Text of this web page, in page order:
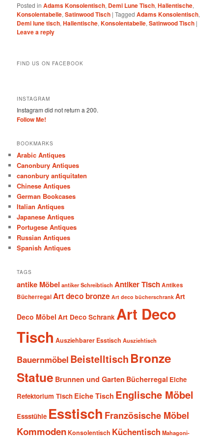
Posted in Adams Konsolentisch, Demi Lune Tisch,Hallentische,
Konsolentabelle,Satinwood Tisch |Tagged Adams Konsolentisch,
Demi lune tisch,Hallentische,Konsolentabelle,Satinwood Tisch |
Leave a reply
FIND US ON FACEBOOK
INSTAGRAM
Instagram did not return a 200.
Follow Me!
BOOKMARKS
Arabic Antiques
Canonbury Antiques
canonbury antiquitaten
Chinese Antiques
German Bookcases
Italian Antiques
Japanese Antiques
Portugese Antiques
Russian Antiques
Spanish Antiques
TAGS
antike Möbel antiker Schreibtisch Antiker TischAntikes
BücherregalArt deco bronze Art deco bücherschrank Art
Deco Möbel Art Deco Schrank Art Deco
Tisch Ausziehbarer Esstisch Ausziehtisch
Bauernmöbel Beistelltisch Bronze
Statue Brunnen und Garten Bücherregal Eiche
Refektorium Tisch Eiche Tisch Englische Möbel
Essstühle Esstisch Französische Möbel
Kommoden Konsolentisch Küchentisch Mahagoni-